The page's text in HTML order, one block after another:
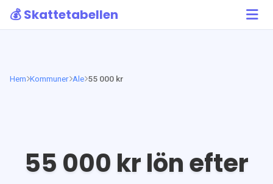
💰 Skattetabellen
Hem Kommuner Ale 55 000 kr
55 000 kr lön efter